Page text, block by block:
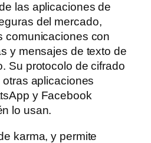
las aplicaciones de
del mercado,
comunicaciones con
y mensajes de texto de
Su protocolo de cifrado
aplicaciones
y Facebook
lo usan.
karma, y permite